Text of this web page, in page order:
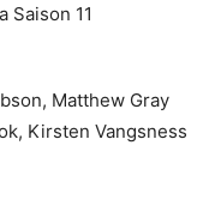
Saison 11
Matthew Gray
Kirsten Vangsness